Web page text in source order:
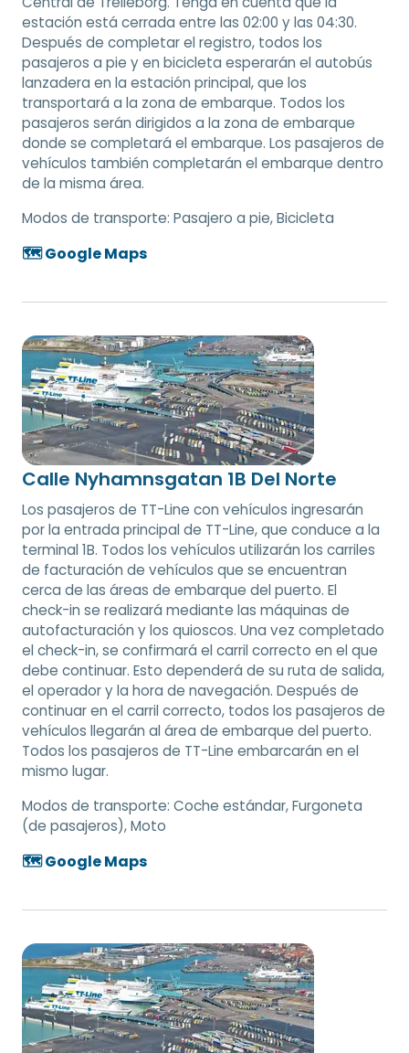
estación está cerrada entre las 02:00 y las 04:30.
Después de completar el registro, todos los
pasajeros a pie y en bicicleta esperarán el autobús
lanzadera en la estación principal, que los
transportará a la zona de embarque. Todos los
pasajeros serán dirigidos a la zona de embarque
donde se completará el embarque. Los pasajeros de
vehículos también completarán el embarque dentro
de la misma área.
Modos de transporte: Pasajero a pie, Bicicleta
🗺️ Google Maps
Calle Nyhamnsgatan 1B Del Norte
Los pasajeros de TT-Line con vehículos ingresarán
por la entrada principal de TT-Line, que conduce a la
terminal 1B. Todos los vehículos utilizarán los carriles
de facturación de vehículos que se encuentran
cerca de las áreas de embarque del puerto. El
check-in se realizará mediante las máquinas de
autofacturación y los quioscos. Una vez completado
el check-in, se confirmará el carril correcto en el que
debe continuar. Esto dependerá de su ruta de salida,
el operador y la hora de navegación. Después de
continuar en el carril correcto, todos los pasajeros de
vehículos llegarán al área de embarque del puerto.
Todos los pasajeros de TT-Line embarcarán en el
mismo lugar.
Modos de transporte: Coche estándar, Furgoneta
(de pasajeros), Moto
🗺️ Google Maps